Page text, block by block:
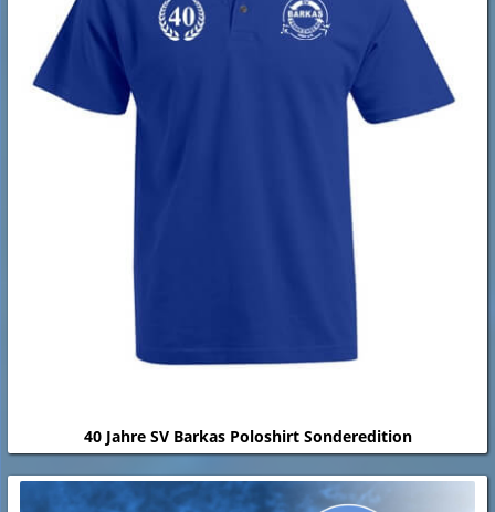
40 Jahre SV Barkas Poloshirt Sonderedition